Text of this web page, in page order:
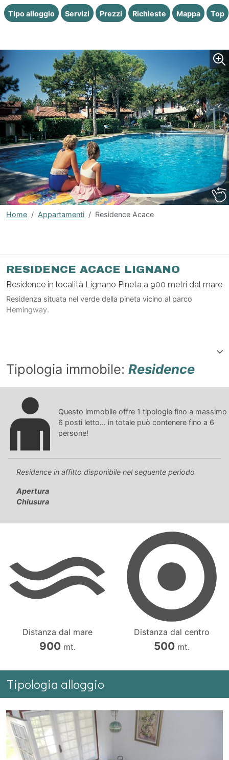
Home Appartamenti Residence Acace
RESIDENCE ACACE LIGNANO
Residence in località Lignano Pineta a 900 metri dal mare
Residenza situata nel verde della pineta vicino al parco
Hemingway.
Tipo alloggio Servizi Prezzi Richieste Mappa Top
Tipologia immobile: Residence
Questo immobile offre 1 tipologie fino a massimo
6 posti letto... in totale può contenere fino a 6
persone!
Residence in affitto disponibile nel seguente periodo
Apertura
Chiusura
Distanza dal mare
900mt.
Distanza dal centro
500 mt.
Tipologia alloggio